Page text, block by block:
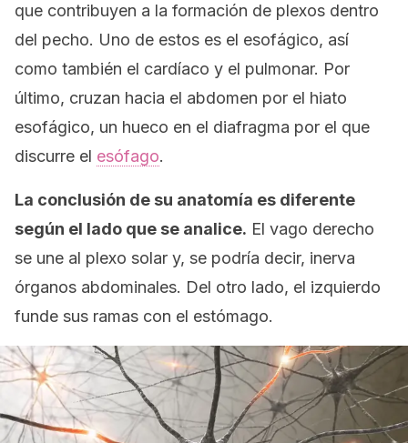
que contribuyen a la formación de plexos dentro
del pecho. Uno de estos es el esofágico, así
como también el cardíaco y el pulmonar. Por
último, cruzan hacia el abdomen por el hiato
esofágico, un hueco en el diafragma por el que
discurre el esófago.
La conclusión de su anatomía es diferente
según el lado que se analice. El vago derecho
se une al plexo solar y, se podría decir, inerva
órganos abdominales. Del otro lado, el izquierdo
funde sus ramas con el estómago.